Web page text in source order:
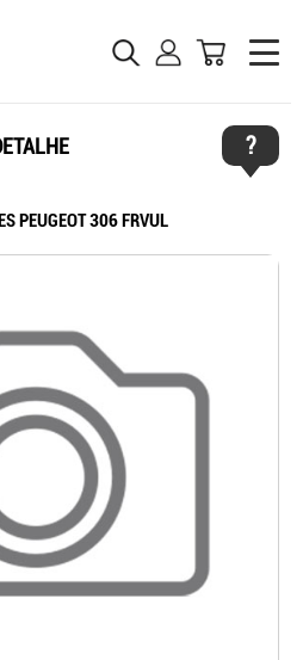
?
PEUGEOT 306 FRVUL